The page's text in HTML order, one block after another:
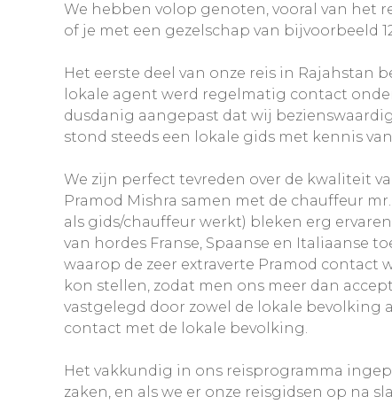
We hebben volop genoten, vooral van het
of je met een gezelschap van bijvoorbeeld
Het eerste deel van onze reis in Rajahstan
lokale agent werd regelmatig contact
dusdanig aangepast dat wij
stond steeds een lokale gids met kennis
We zijn perfect tevreden over de kwaliteit
Pramod Mishra samen met de chauffeur
als gids/chauffeur werkt) bleken erg
van hordes Franse, Spaanse en Italiaanse
waarop de zeer extraverte Pramod
kon stellen, zodat men ons meer dan
vastgelegd door zowel de lokale bevolking
contact met de lokale bevolking.
Het vakkundig in ons reisprogramma
zaken, en als we er onze reisgidsen op na